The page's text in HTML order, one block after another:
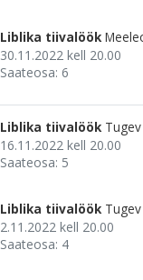
Liblika tiivalöök
30.11.2022 kell 20.00
Saateosa: 6
Liblika tiivalöök
16.11.2022 kell 20.00
Saateosa: 5
Liblika tiivalöök
2.11.2022 kell 20.00
Saateosa: 4